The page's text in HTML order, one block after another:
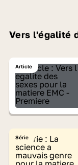
Vers l'égalité
Article
Série